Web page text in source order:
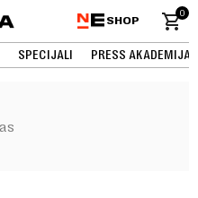
SHOP
0
SPECIJALI PRESS AKADEMIJA